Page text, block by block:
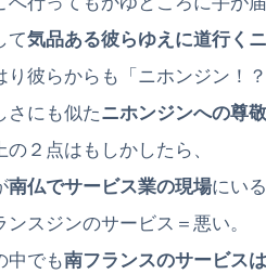
て気品ある彼らゆえに道行く
り彼らからも「ニホンジン！
さにも似たニホンジンへの尊
の２点はもしかしたら、
南仏でサービス業の現場にい
ンスジンのサービス＝悪い。
中でも南フランスのサービス